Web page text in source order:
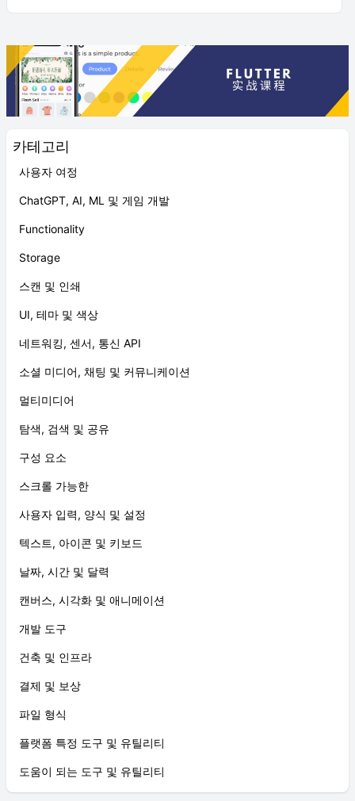
카테고리
사용자 여정
ChatGPT, AI, ML 및 게임 개발
Functionality
Storage
스캔 및 인쇄
UI, 테마 및 색상
네트워킹, 센서, 통신 API
소셜 미디어, 채팅 및 커뮤니케이션
멀티미디어
탐색, 검색 및 공유
구성 요소
스크롤 가능한
사용자 입력, 양식 및 설정
텍스트, 아이콘 및 키보드
날짜, 시간 및 달력
캔버스, 시각화 및 애니메이션
개발 도구
건축 및 인프라
결제 및 보상
파일 형식
플랫폼 특정 도구 및 유틸리티
도움이 되는 도구 및 유틸리티